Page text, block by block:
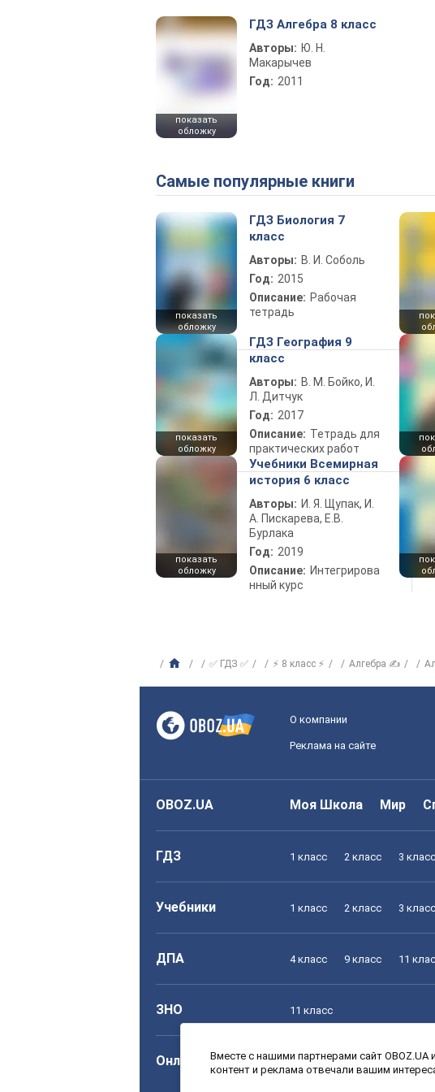
показать
обложку
ГДЗ Алгебра 8 класс
Авторы: Ю. Н.
Макарычев
Год: 2011
Самые популярные книги
показать
обложку
ГДЗ Биология 7
класс
Авторы: В. И. Соболь
Год: 2015
Описание: Рабочая
тетрадь
показать
обложку
ГДЗ География 9
класс
Авторы: В. М. Бойко, И.
Л. Дитчук
Год: 2017
Описание: Тетрадь для
практических работ
показать
обложку
Учебники Всемирная
история 6 класс
Авторы: И. Я. Щупак, И.
А. Пискарева, Е.В.
Бурлака
Год: 2019
Описание: Интегрирова
нный курс
✅ ГДЗ ✅ ⚡ 8 класс ⚡ Алгебра ✍
О компании
Реклама на сайте
OBOZ.UA Моя Школа Мир
ГДЗ 1 класс 2 класс 3 класс
Учебники 1 класс 2 класс 3 класс
ДПА 4 класс 9 класс 11
ЗНО 11 класс
Онлайн уроки 1 класс 2 класс 3 класс
Вместе с нашими партнерами сайт
контент и реклама отвечали вашим